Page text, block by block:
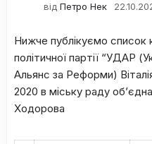
від Петро Нек
Нижче публікуємо список
політичної партії “УДАР
Альянс за Реформи)
2020 в міську раду
Ходорова